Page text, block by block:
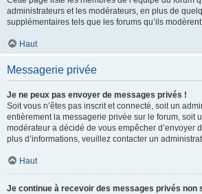
administrateurs et les modérateurs, en plus de
supplémentaires tels que les forums qu’ils
Haut
Messagerie privée
Je ne peux pas envoyer de messages privés !
Soit vous n’êtes pas inscrit et connecté, soit un
entièrement la messagerie privée sur le forum, soit
modérateur a décidé de vous empêcher d’envoyer
plus d’informations, veuillez contacter un
Haut
Je continue à recevoir des messages privés non